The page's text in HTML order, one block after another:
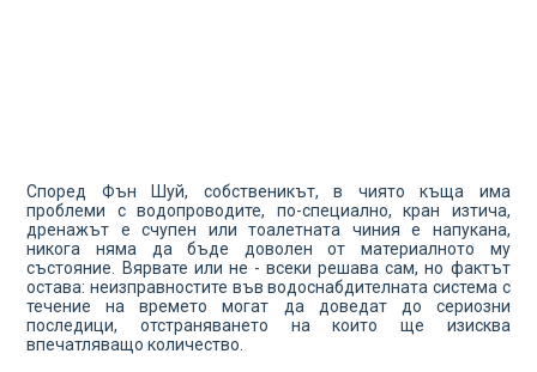
Според Фън Шуй, собственикът, в чиято къща има
проблеми с водопроводите, по-специално, кран изтича,
дренажът е счупен или тоалетната чиния е напукана,
никога няма да бъде доволен от материалното му
състояние. Вярвате или не - всеки решава сам, но фактът
остава: неизправностите във водоснабдителната система с
течение на времето могат да доведат до сериозни
последици, отстраняването на които ще изисква
впечатляващо количество.